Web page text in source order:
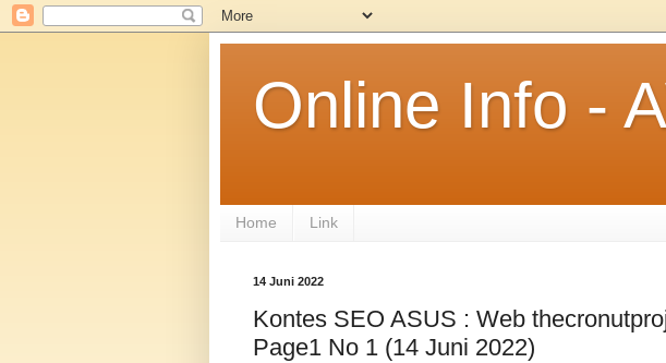
Online Info -
Home Link
14 Juni 2022
Kontes SEO ASUS : Web
Page1 No 1 (14 Juni 2022)